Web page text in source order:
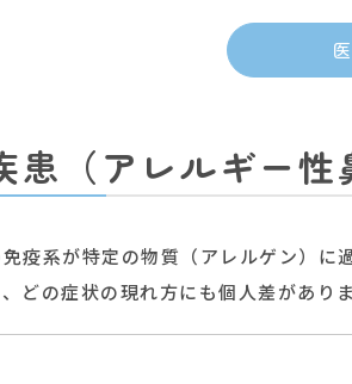
患（アレルギー性
疫系が特定の物質（アレルゲン）
どの症状の現れ方にも個人差がありま